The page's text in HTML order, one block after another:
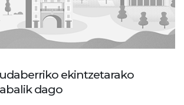
ekintzetarako
dago